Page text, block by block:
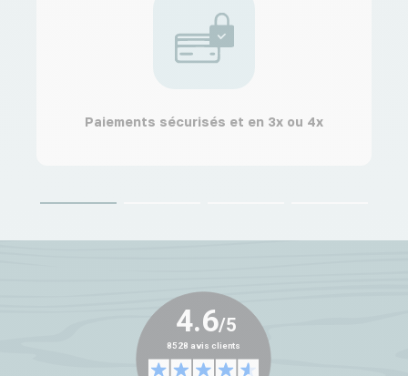
Paiements sécurisés et en 3x ou 4x